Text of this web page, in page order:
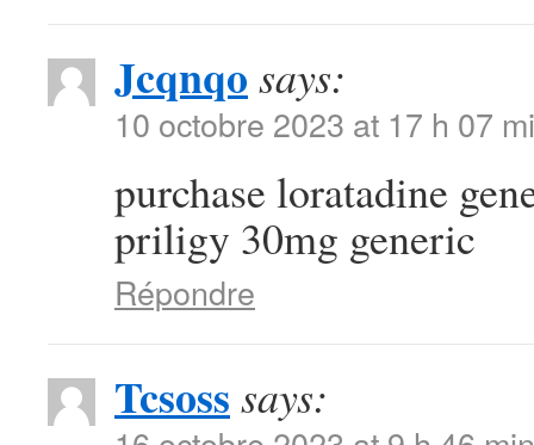
Jcqnqo says:
10 octobre 2023 at 17 h 07
purchase loratadine
priligy 30mg generic
Répondre
Tcsoss says: